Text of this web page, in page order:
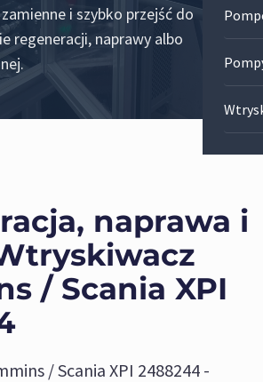
i szybko przejść do
regeneracji, naprawy albo
naprawa i
/ Scania XPI
/ Scania XPI 2488244 -